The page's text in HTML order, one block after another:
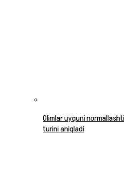
Olimlar uyquni
turini aniqladi